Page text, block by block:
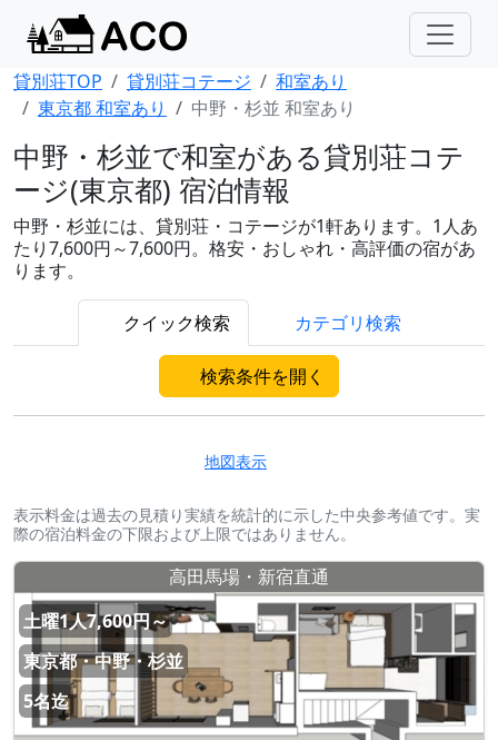
貸別荘TOP 貸別荘コテージ
和室あり
東京都 和室あり
中野・杉並 和室あり
中野・杉並で和室がある貸別荘コテ
ージ(東京都) 宿泊情報
中野・杉並には、貸別荘・コテージが1軒あります。1人あ
たり7,600円～7,600円。格安・おしゃれ・高評価の宿があ
ります。
クイック検索 カテゴリ検索
検索条件を開く
地図表示
表示料金は過去の見積り実績を統計的に示した中央参考値です。実
際の宿泊料金の下限および上限ではありません。
高田馬場・新宿直通
土曜1人7,600円～
東京都・中野・杉並
5名迄